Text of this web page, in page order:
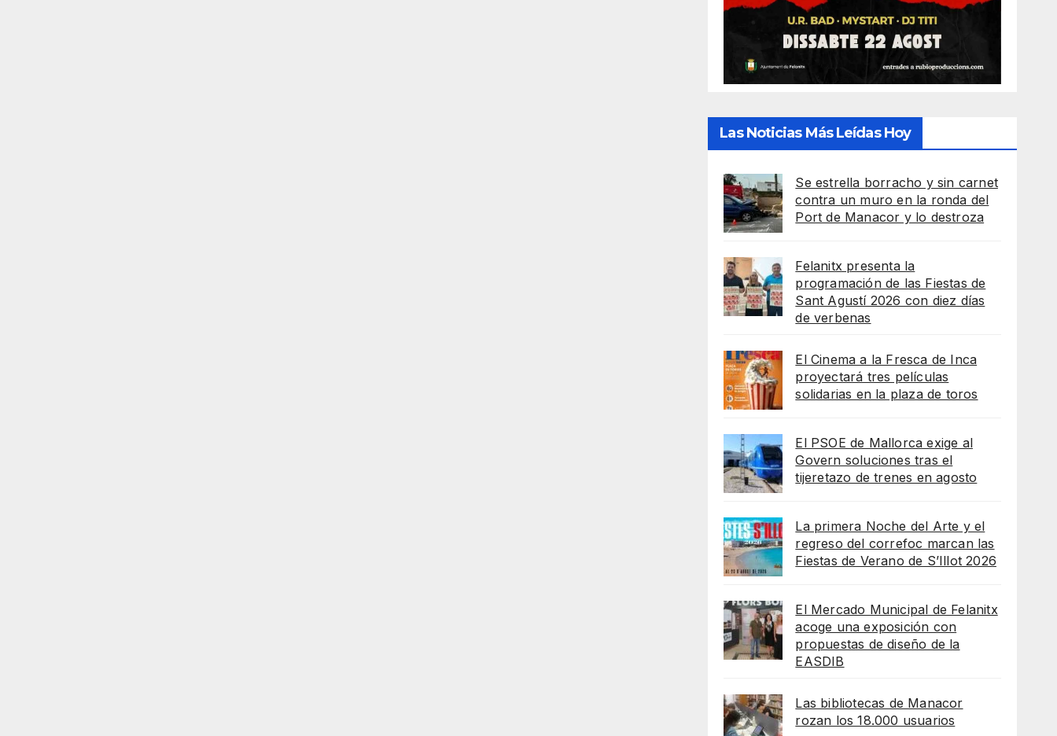
Las Noticias Más Leídas Hoy
Se estrella borracho y sin carnet
contra un muro en la ronda del
Port de Manacor y lo destroza
Felanitx presenta la
programación de las Fiestas de
Sant Agustí 2026 con diez días
de verbenas
El Cinema a la Fresca de Inca
proyectará tres películas
solidarias en la plaza de toros
El PSOE de Mallorca exige al
Govern soluciones tras el
tijeretazo de trenes en agosto
La primera Noche del Arte y el
regreso del correfoc marcan las
Fiestas de Verano de S’Illot 2026
El Mercado Municipal de Felanitx
acoge una exposición con
propuestas de diseño de la
EASDIB
Las bibliotecas de Manacor
rozan los 18.000 usuarios